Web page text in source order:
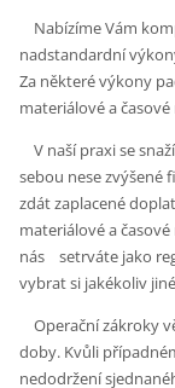
Nabízíme Vám
nadstandardní
Za některé výkony
materiálové a
V naší praxi se
sebou nese zvýšené
zdát zaplacené
materiálové a časové
nás setrváte jako
vybrat si jakékoliv
Operační zákroky
doby. Kvůli
nedodržení